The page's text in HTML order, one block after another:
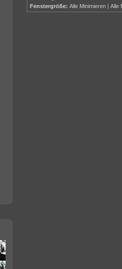
Fenstergröße: Alle Minimieren |Alle